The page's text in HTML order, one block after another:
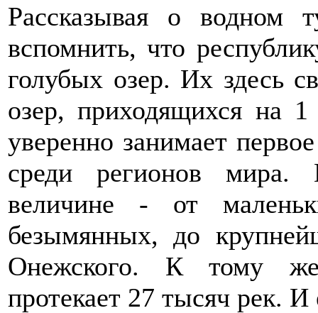
Рассказывая о водном
вспомнить, что
голубых озер. Их здесь
озер, приходящихся на
уверенно занимает
среди регионов мира.
величине - от
безымянных, до
Онежского. К тому же
протекает 27 тысяч рек.